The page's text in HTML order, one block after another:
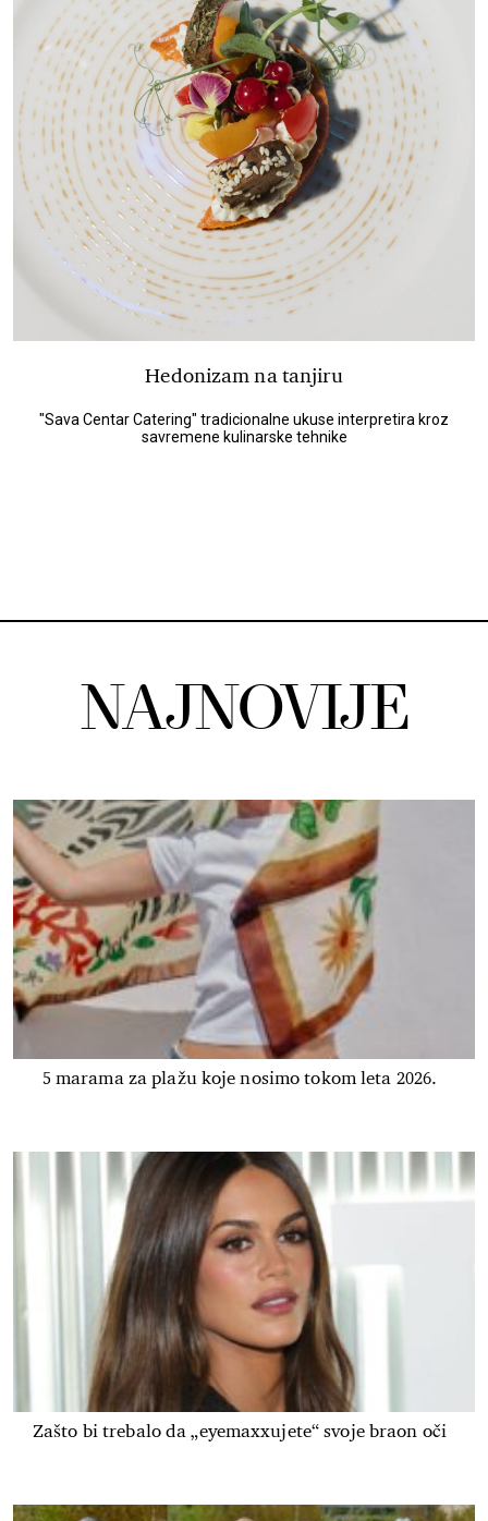
Hedonizam na tanjiru
"Sava Centar Catering" tradicionalne ukuse interpretira kroz
savremene kulinarske tehnike
NAJNOVIJE
5 marama za plažu koje nosimo tokom leta 2026.
Zašto bi trebalo da „eyemaxxujete“ svoje braon oči